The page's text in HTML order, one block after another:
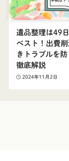
遺品整理は49
ベスト！出費
きトラブルを
徹底解説
2024年11月2日